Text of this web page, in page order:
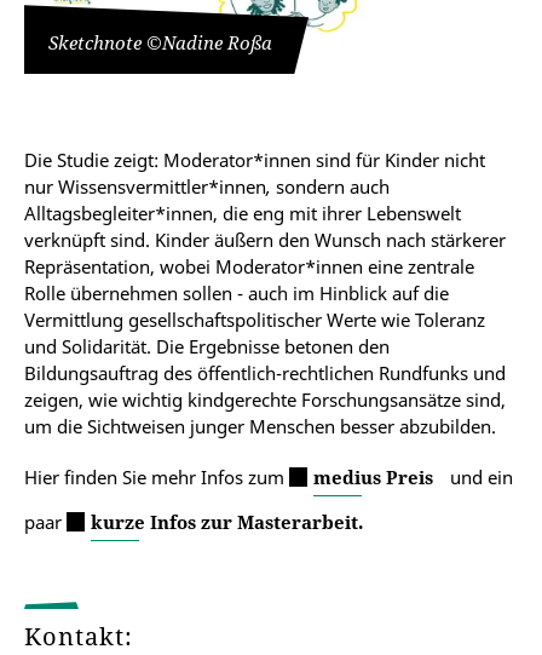
Sketchnote ©Nadine Roßa
Die Studie zeigt: Moderator*innen sind für Kinder nicht
nur Wissensvermittler*innen, sondern auch
Alltagsbegleiter*innen, die eng mit ihrer Lebenswelt
verknüpft sind. Kinder äußern den Wunsch nach stärkerer
Repräsentation, wobei Moderator*innen eine zentrale
Rolle übernehmen sollen - auch im Hinblick auf die
Vermittlung gesellschaftspolitischer Werte wie Toleranz
und Solidarität. Die Ergebnisse betonen den
Bildungsauftrag des öffentlich-rechtlichen Rundfunks und
zeigen, wie wichtig kindgerechte Forschungsansätze sind,
um die Sichtweisen junger Menschen besser abzubilden.
Hier finden Sie mehr Infos zum medius Preis
und ein
paar
kurze Infos zur Masterarbeit.
Kontakt: